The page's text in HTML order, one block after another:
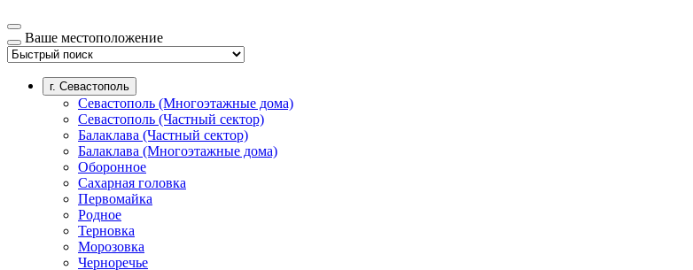
Ваше местоположение
г. Севастополь
Севастополь (Многоэтажные дома)
Севастополь (Частный сектор)
Балаклава (Частный сектор)
Балаклава (Многоэтажные дома)
Оборонное
Сахарная головка
Первомайка
Родное
Терновка
Морозовка
Черноречье